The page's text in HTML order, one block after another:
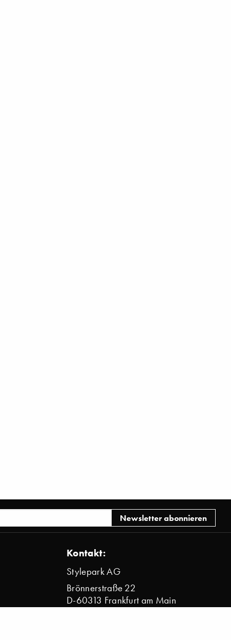
Kontakt:
Stylepark AG
Brönnerstraße 22
D-60313 Frankfurt am Main